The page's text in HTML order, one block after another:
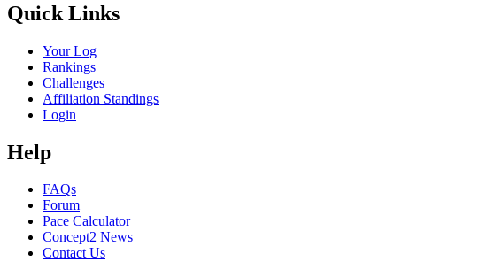
Quick Links
Your Log
Rankings
Challenges
Affiliation Standings
Login
Help
FAQs
Forum
Pace Calculator
Concept2 News
Contact Us